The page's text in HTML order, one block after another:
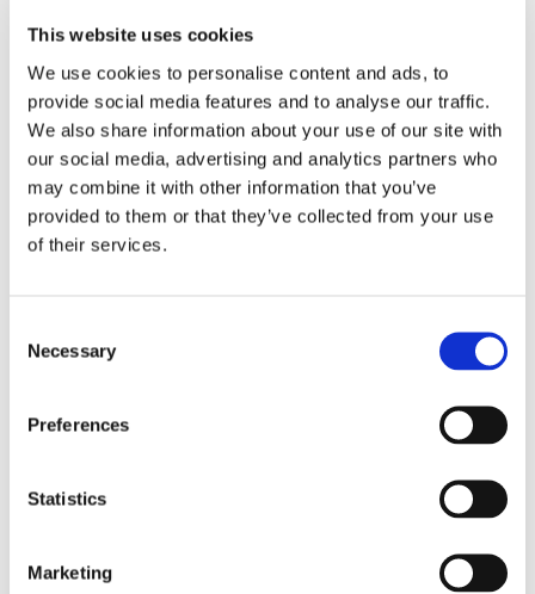
This website uses cookies
We use cookies to personalise content and ads, to
provide social media features and to analyse our traffic.
We also share information about your use of our site with
our social media, advertising and analytics partners who
may combine it with other information that you’ve
provided to them or that they’ve collected from your use
of their services.
Selection
Necessary
Preferences
Statistics
Marketing
Obbligazioni solidali passive:
rapporti tra surrogazione legale e
regresso
La sentenza n. 16835 del 29 maggio 2026 della
Corte di Cassazione offre l'occasione per tornare
su un tema di grande rilievo teorico e pratico
CONDIVIDI SUI SOCIAL
Roberto De Gaetano